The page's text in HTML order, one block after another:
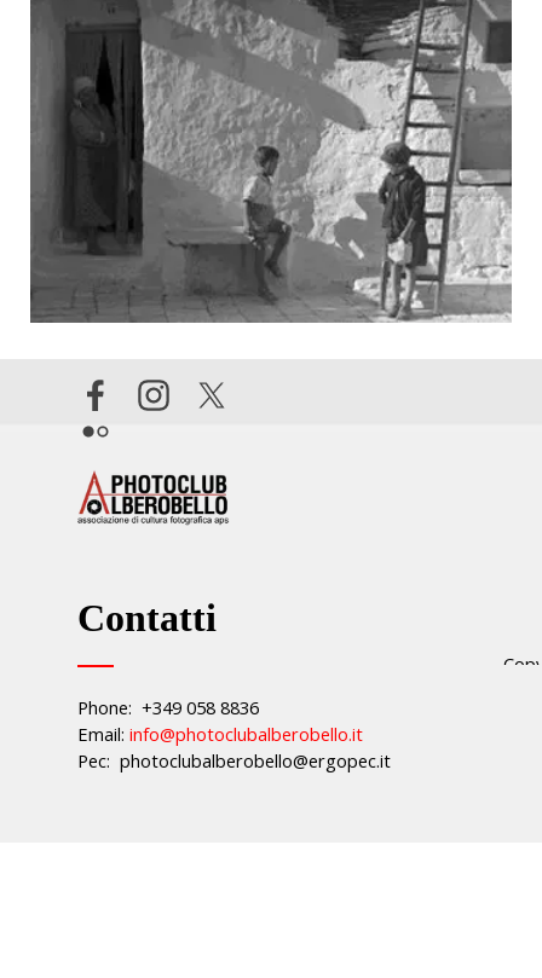
Contatti
Phone: +349 058 8836
Email: info@photoclubalberobello.it
Pec: photoclubalberobello@ergopec.it